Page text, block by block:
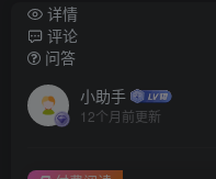
详情
评论
问答
小助手
12个月前更新